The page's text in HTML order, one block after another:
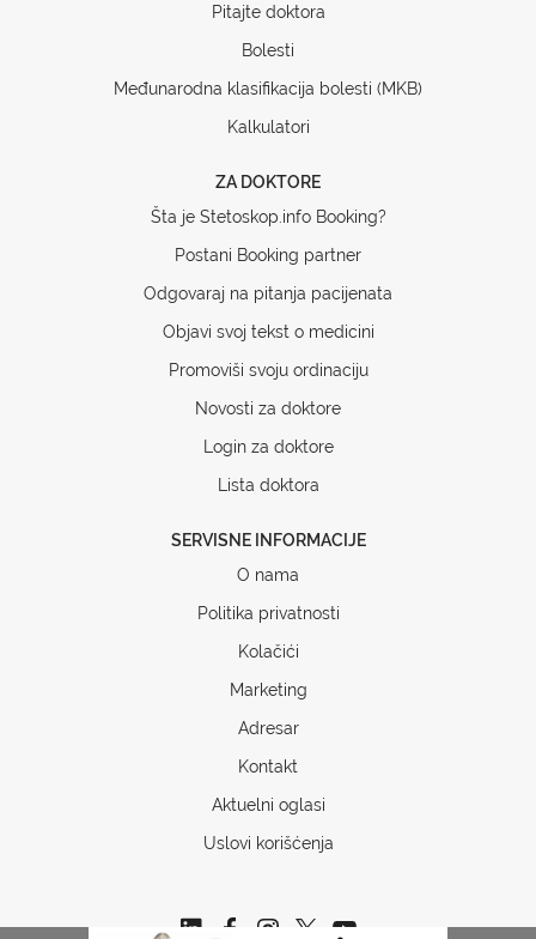
Pitajte doktora
Bolesti
Međunarodna klasifikacija bolesti (MKB)
Kalkulatori
ZA DOKTORE
Šta je Stetoskop.info Booking?
Postani Booking partner
Odgovaraj na pitanja pacijenata
Objavi svoj tekst o medicini
Promoviši svoju ordinaciju
Novosti za doktore
Login za doktore
Lista doktora
SERVISNE INFORMACIJE
O nama
Politika privatnosti
Kolačići
Marketing
Adresar
Kontakt
Aktuelni oglasi
Uslovi korišćenja